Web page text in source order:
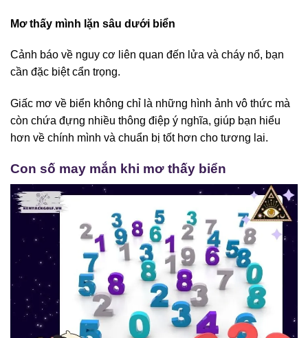
Mơ thấy mình lặn sâu dưới biển
Cảnh báo về nguy cơ liên quan đến lửa và cháy nổ, bạn
cần đặc biệt cẩn trọng.
Giấc mơ về biển không chỉ là những hình ảnh vô thức mà
còn chứa đựng nhiều thông điệp ý nghĩa, giúp bạn hiểu
hơn về chính mình và chuẩn bị tốt hơn cho tương lai.
Con số may mắn khi mơ thấy biển